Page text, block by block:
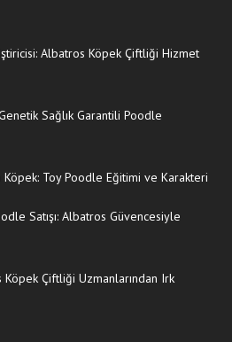
Albatros Köpek Çiftliği Hizmet
Sağlık Garantili Poodle
Köpek: Toy Poodle Eğitimi ve Karakteri
Satışı: Albatros Güvencesiyle
Çiftliği Uzmanlarından Irk